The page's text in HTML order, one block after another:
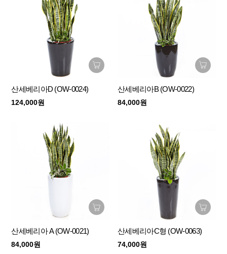
산세베리아D (OW-0024)
124,000원
산세베리아B (OW-0022)
84,000원
산세베리아 A (OW-0021)
84,000원
산세베리아C형 (OW-0063)
74,000원